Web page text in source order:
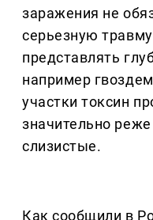
заражения не
серьезную
представлять
например
участки токсин
значительно
слизистые.
Как сообщили в